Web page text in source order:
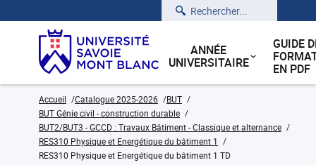
Rechercher
ANNÉE
UNIVERSITAIRE
GUIDE
EN PDF
Accueil Catalogue 2025-2026
BUT
BUT Génie civil - construction durable
BUT2/BUT3 - GCCD : Travaux Bâtiment - Classique et alternance
RES310 Physique et Energétique du bâtiment 1
RES310 Physique et Energétique du bâtiment 1 TD